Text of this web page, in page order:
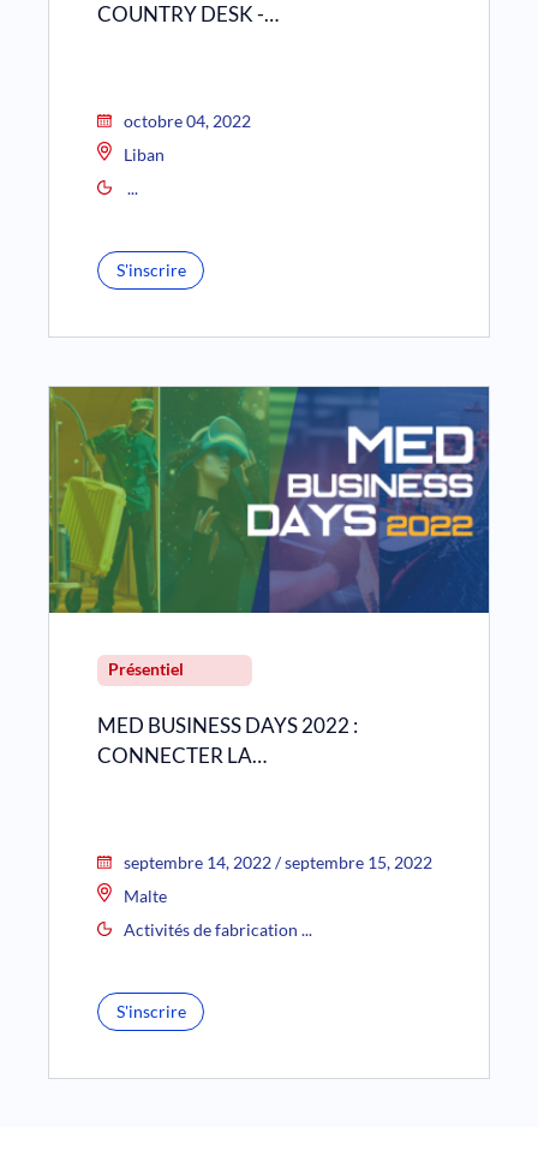
COUNTRY DESK -…
octobre 04, 2022
Liban
...
S'inscrire
Présentiel
MED BUSINESS DAYS 2022 :
CONNECTER LA…
septembre 14, 2022 / septembre 15, 2022
Malte
Activités de fabrication ...
S'inscrire